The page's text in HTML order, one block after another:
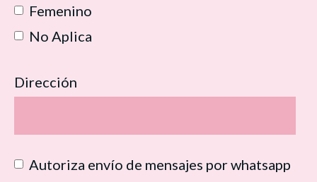
Femenino
No Aplica
Dirección
Autoriza envío de mensajes por whatsapp